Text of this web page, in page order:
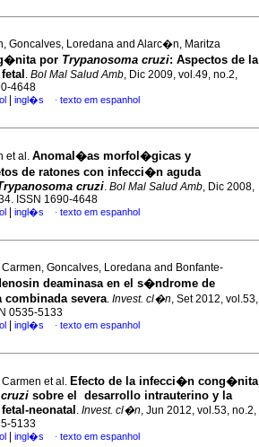
Goncalves, Loredana and Alarc�n, Maritza
por Trypanosoma cruzi: Aspectos de la
. Bol Mal Salud Amb, Dic 2009, vol.49, no.2,
4648
ingl�s · texto em espanhol
et al. Anomal�as morfol�gicas y
de ratones con infecci�n aguda
cruzi. Bol Mal Salud Amb, Dic 2008,
ISSN 1690-4648
ingl�s · texto em espanhol
Goncalves, Loredana and Bonfante-
deaminasa en el s�ndrome de
severa. Invest. cl�n, Set 2012, vol.53,
0535-5133
ingl�s · texto em espanhol
et al. Efecto de la infecci�n cong�nita
sobre el desarrollo intrauterino y la
neonatal . Invest. cl�n, Jun 2012, vol.53, no.2,
5133
ingl�s · texto em espanhol